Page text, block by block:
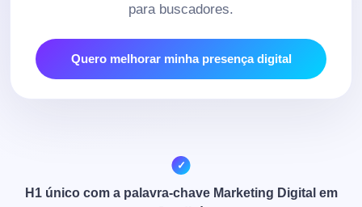
para buscadores.
Quero melhorar minha presença digital
H1 único com a palavra-chave Marketing Digital em